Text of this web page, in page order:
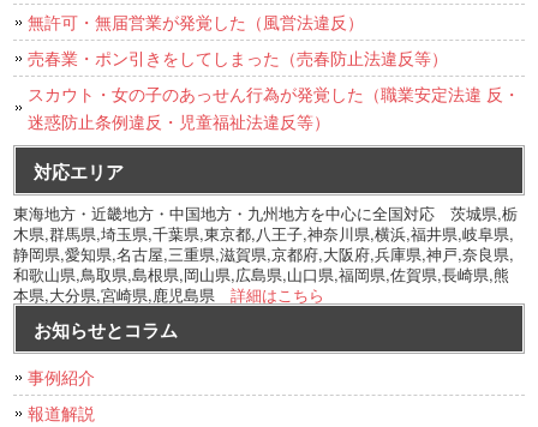
無許可・無届営業が発覚した（風営法違反）
売春業・ポン引きをしてしまった（売春防止法違反等）
スカウト・女の子のあっせん行為が発覚した（職業安定法違 反・
迷惑防止条例違反・児童福祉法違反等）
対応エリア
東海地方・近畿地方・中国地方・九州地方を中心に全国対応 茨城県,栃
木県,群馬県,埼玉県,千葉県,東京都,八王子,神奈川県,横浜,福井県,岐阜県,
静岡県,愛知県,名古屋,三重県,滋賀県,京都府,大阪府,兵庫県,神戸,奈良県,
和歌山県,鳥取県,島根県,岡山県,広島県,山口県,福岡県,佐賀県,長崎県,熊
本県,大分県,宮崎県,鹿児島県詳細はこちら
お知らせとコラム
事例紹介
報道解説